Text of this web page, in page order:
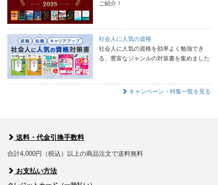
ご紹介！
社会人に人気の資格
社会人に人気の資格を効率よく勉強でき
る、豊富なジャンルの対策書を集めました
キャンペーン・特集一覧を見る
送料・代金引換手数料
合計4,000円（税込）以上の商品注文で送料無料
お支払い方法